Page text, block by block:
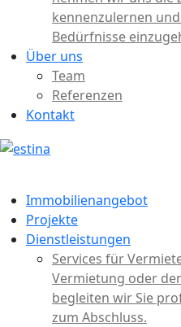
kennenzulernen
Bedürfnisse
Über uns
Team
Referenzen
Kontakt
Immobilienangebot
Projekte
Dienstleistungen
Services für
Vermietung oder
begleiten wir Sie
zum Abschluss.